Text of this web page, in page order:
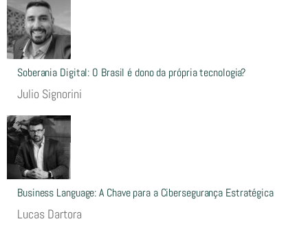
Soberania Digital: O Brasil é dono da própria tecnologia?
Julio Signorini
Business Language: A Chave para a Cibersegurança Estratégica
Lucas Dartora